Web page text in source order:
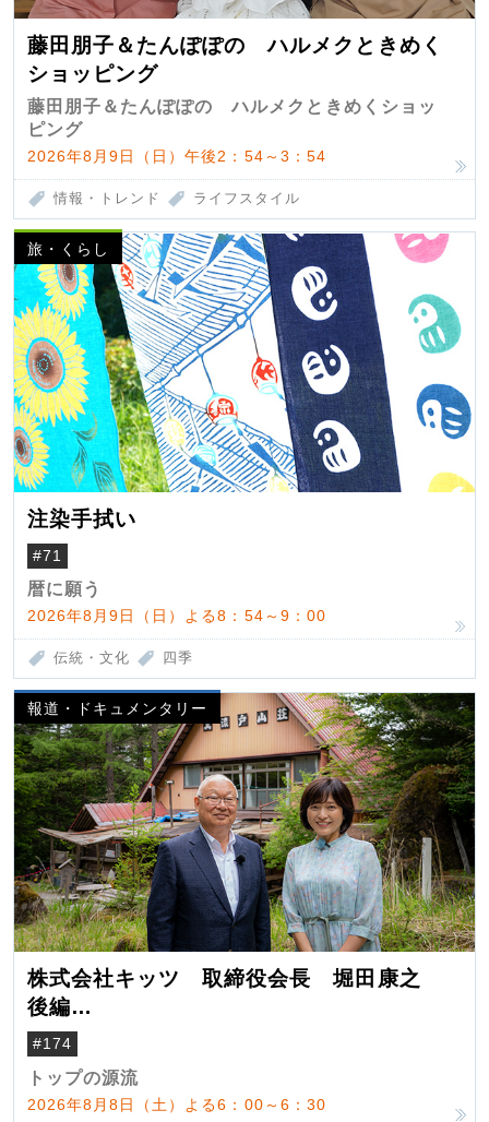
藤田朋子＆たんぽぽの ハルメクときめく
ショッピング
藤田朋子＆たんぽぽの ハルメクときめくショッ
ピング
2026年8月9日（日）午後2：54～3：54
情報・トレンド ライフスタイル
旅・くらし
注染手拭い
#71
暦に願う
2026年8月9日（日）よる8：54～9：00
伝統・文化 四季
報道・ドキュメンタリー
株式会社キッツ 取締役会長 堀田康之
後編
米国駐在でも浮かんだ八ヶ岳 山小屋を営
んだ父母
#174
トップの源流
2026年8月8日（土）よる6：00～6：30